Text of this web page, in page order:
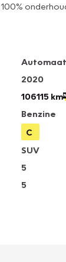
Automaat
2020
106115 km
Benzine
C
SUV
5
5